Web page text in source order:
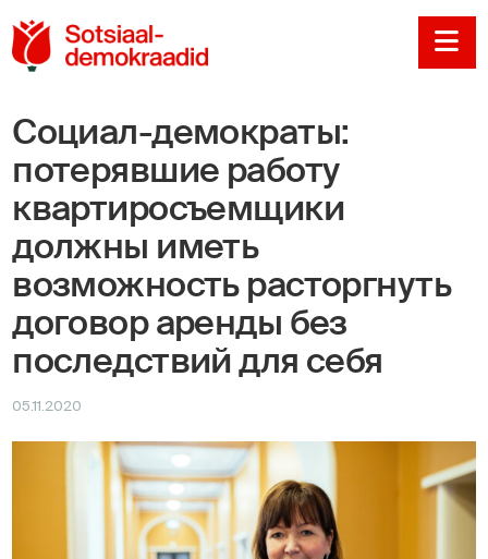
Социал-демократы:
потерявшие работу
квартиросъемщики
должны иметь
возможность расторгнуть
договор аренды без
последствий для себя
05.11.2020